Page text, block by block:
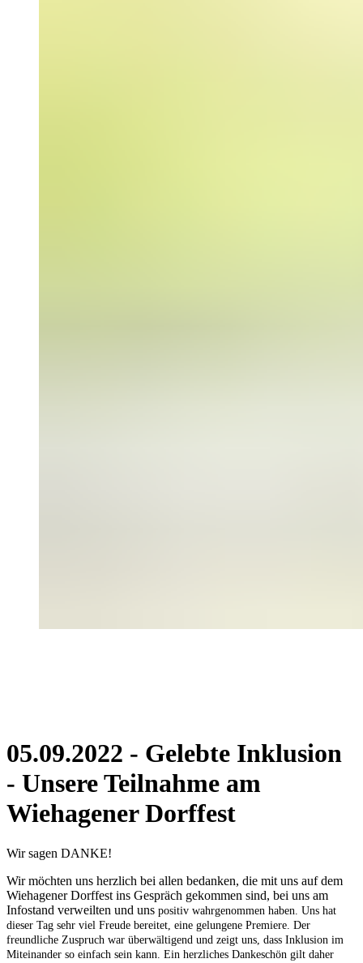
05.09.2022 - Gelebte Inklusion
- Unsere Teilnahme am
Wiehagener Dorffest
Wir sagen DANKE!
Wir möchten uns herzlich bei allen bedanken, die mit uns auf dem
Wiehagener Dorffest ins Gespräch gekommen sind, bei uns am
Infostand verweilten und uns positiv wahrgenommen haben. Uns hat
dieser Tag sehr viel Freude bereitet, eine gelungene Premiere. Der
freundliche Zuspruch war überwältigend und zeigt uns, dass Inklusion im
Miteinander so einfach sein kann. Ein herzliches Dankeschön gilt daher